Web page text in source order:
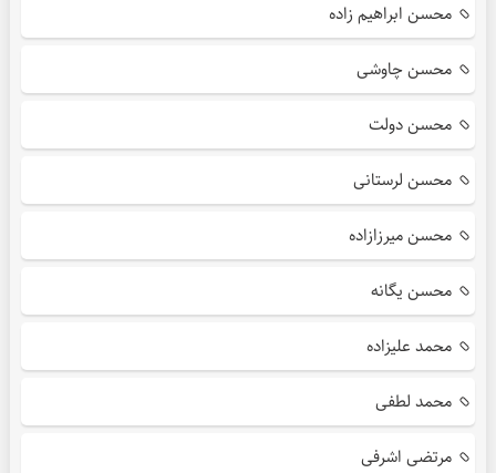
محسن ابراهیم زاده
محسن چاوشی
محسن دولت
محسن لرستانی
محسن میرزازاده
محسن یگانه
محمد علیزاده
محمد لطفی
مرتضی اشرفی